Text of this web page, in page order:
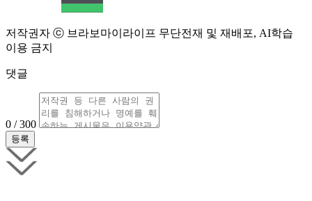
저작권자 ⓒ 브라보마이라이프 무단전재 및 재배포, AI학습
이용 금지
댓글
0 / 300